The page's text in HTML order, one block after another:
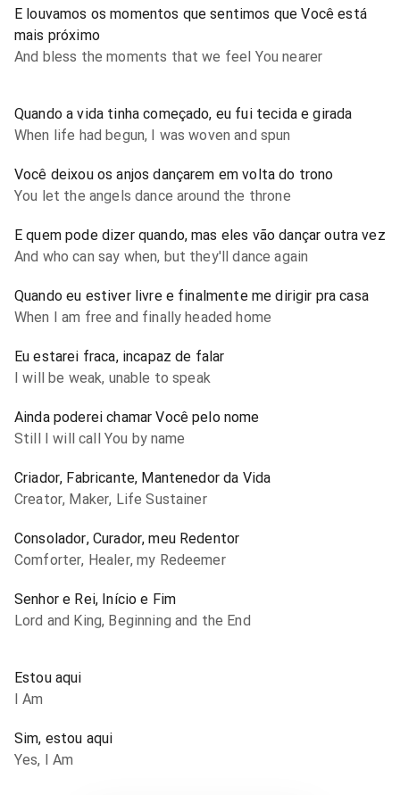
E louvamos os momentos que sentimos que Você está
mais próximo
And bless the moments that we feel You nearer
Quando a vida tinha começado, eu fui tecida e girada
When life had begun, I was woven and spun
Você deixou os anjos dançarem em volta do trono
You let the angels dance around the throne
E quem pode dizer quando, mas eles vão dançar outra vez
And who can say when, but they'll dance again
Quando eu estiver livre e finalmente me dirigir pra casa
When I am free and finally headed home
Eu estarei fraca, incapaz de falar
I will be weak, unable to speak
Ainda poderei chamar Você pelo nome
Still I will call You by name
Criador, Fabricante, Mantenedor da Vida
Creator, Maker, Life Sustainer
Consolador, Curador, meu Redentor
Comforter, Healer, my Redeemer
Senhor e Rei, Início e Fim
Lord and King, Beginning and the End
Estou aqui
I Am
Sim, estou aqui
Yes, I Am